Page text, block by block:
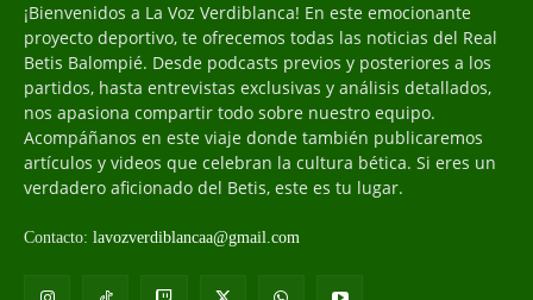
¡Bienvenidos a La Voz Verdiblanca! En este emocionante
proyecto deportivo, te ofrecemos todas las noticias del Real
Betis Balompié. Desde podcasts previos y posteriores a los
partidos, hasta entrevistas exclusivas y análisis detallados,
nos apasiona compartir todo sobre nuestro equipo.
Acompáñanos en este viaje donde también publicaremos
artículos y videos que celebran la cultura bética. Si eres un
verdadero aficionado del Betis, este es tu lugar.
Contacto: lavozverdiblancaa@gmail.com